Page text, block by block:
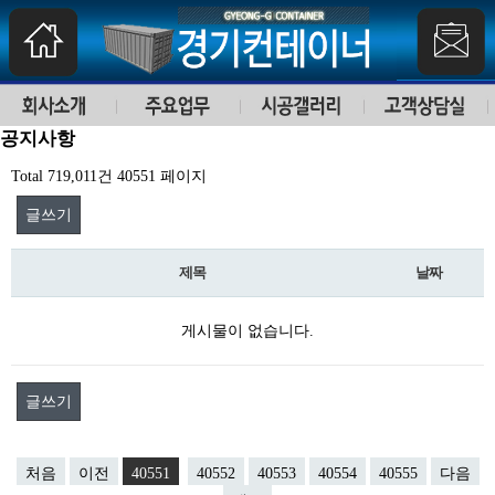
공지사항
Total 719,011건 40551 페이지
글쓰기
제목 날짜
게시물이 없습니다.
글쓰기
처음 이전 40551 40552 40553 40554 40555
다음